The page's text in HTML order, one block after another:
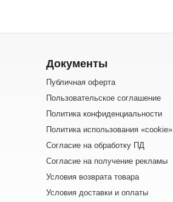
Документы
Публичная оферта
Пользовательское соглашение
Политика конфиденциальности
Политика использования «cookie»
Согласие на обработку ПД
Согласие на получение рекламы
Условия возврата товара
Условия доставки и оплаты